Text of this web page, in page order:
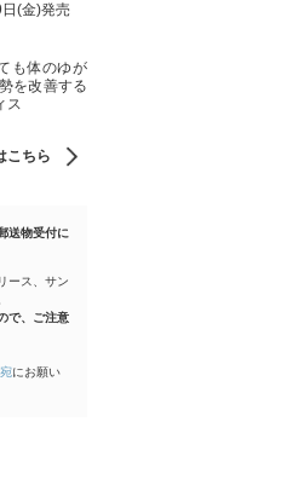
(金)発売
も体のゆが
を改善する
ス
こちら
送物受付に
ース、サン
で、ご注意
にお願い